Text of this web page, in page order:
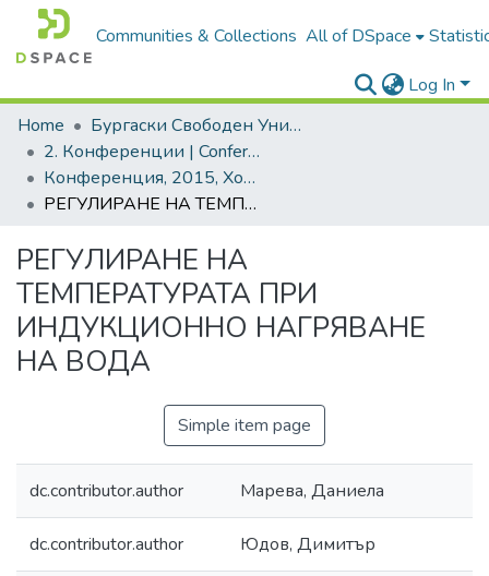
Communities & Collections All of DSpace
Log In
Home
Бургаски Свободен Университет | Burgas Free University
2. Конференции | Conferences
Конференция, 2015, Хоризонти в развитието на човешките ресурси и знанието. Том 2
РЕГУЛИРАНЕ НА ТЕМПЕРАТУРАТА ПРИ ИНДУКЦИОННО НАГРЯВАНЕ НА ВОДА
РЕГУЛИРАНЕ НА
ТЕМПЕРАТУРАТА ПРИ
ИНДУКЦИОННО НАГРЯВАНЕ
НА ВОДА
Simple item page
dc.contributor.author Марева, Даниела
dc.contributor.author Юдов, Димитър